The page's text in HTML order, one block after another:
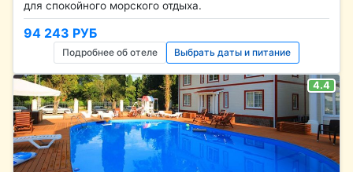
для спокойного морского отдыха.
94 243 РУБ
Подробнее об отеле Выбрать даты и питание
4.4